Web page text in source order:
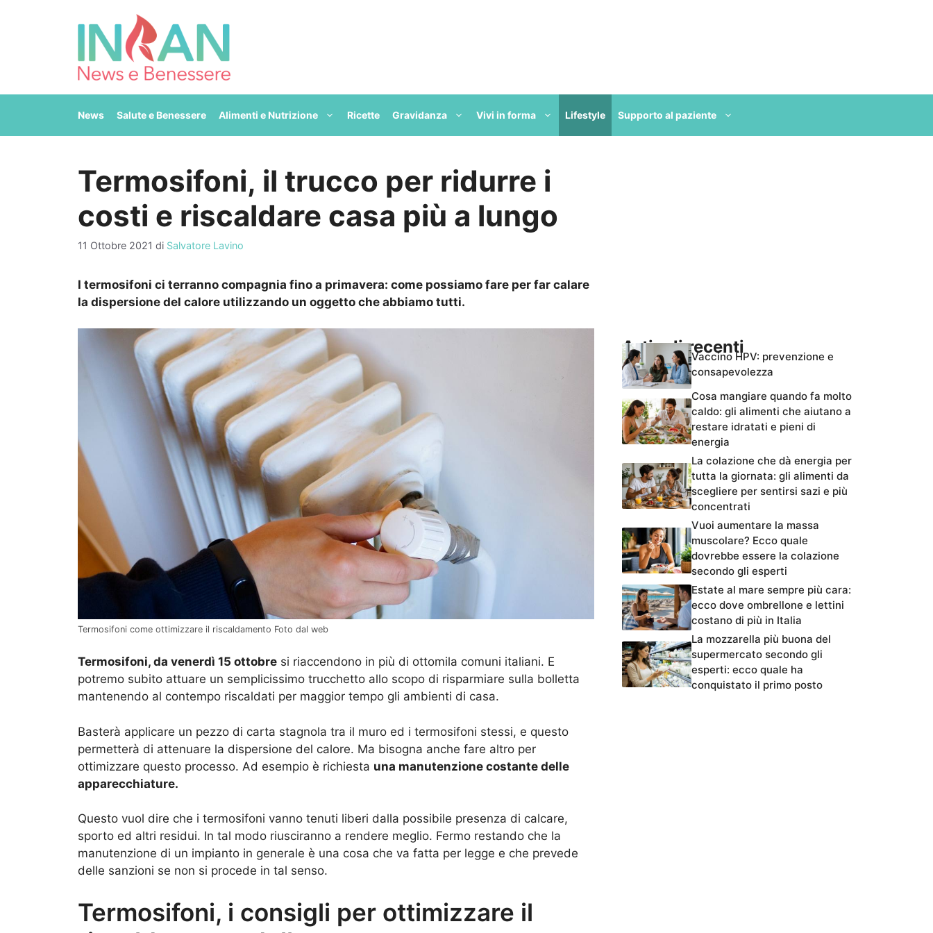
News Salute e Benessere Alimenti e Nutrizione Ricette Gravidanza Vivi in forma Lifestyle Supporto al paziente
Termosifoni, il trucco per ridurre i
costi e riscaldare casa più a lungo
11 Ottobre 2021 di Salvatore Lavino
I termosifoni ci terranno compagnia fino a primavera: come possiamo fare per far calare
la dispersione del calore utilizzando un oggetto che abbiamo tutti.
Termosifoni come ottimizzare il riscaldamento Foto dal web
Termosifoni, da venerdì 15 ottobre si riaccendono in più di ottomila comuni italiani. E
potremo subito attuare un semplicissimo trucchetto allo scopo di risparmiare sulla bolletta
mantenendo al contempo riscaldati per maggior tempo gli ambienti di casa.
Basterà applicare un pezzo di carta stagnola tra il muro ed i termosifoni stessi, e questo
permetterà di attenuare la dispersione del calore. Ma bisogna anche fare altro per
ottimizzare questo processo. Ad esempio è richiesta una manutenzione costante delle
apparecchiature.
Questo vuol dire che i termosifoni vanno tenuti liberi dalla possibile presenza di calcare,
sporto ed altri residui. In tal modo riusciranno a rendere meglio. Fermo restando che la
manutenzione di un impianto in generale è una cosa che va fatta per legge e che prevede
delle sanzioni se non si procede in tal senso.
Termosifoni, i consigli per ottimizzare il
Articoli recentiVaccino HPV: prevenzione e
consapevolezza
Cosa mangiare quando fa molto
caldo: gli alimenti che aiutano a
restare idratati e pieni di
energia
La colazione che dà energia per
tutta la giornata: gli alimenti da
scegliere per sentirsi sazi e più
concentrati
Vuoi aumentare la massa
muscolare? Ecco quale
dovrebbe essere la colazione
secondo gli esperti
Estate al mare sempre più cara:
ecco dove ombrellone e lettini
costano di più in Italia
La mozzarella più buona del
supermercato secondo gli
esperti: ecco quale ha
conquistato il primo posto